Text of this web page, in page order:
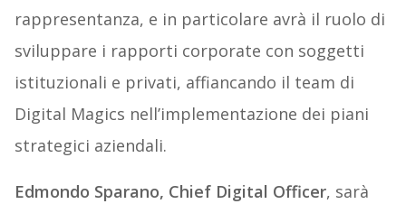
rappresentanza, e in particolare avrà il ruolo di
sviluppare i rapporti corporate con soggetti
istituzionali e privati, affiancando il team di
Digital Magics nell’implementazione dei piani
strategici aziendali.
Edmondo Sparano, Chief Digital Officer, sarà